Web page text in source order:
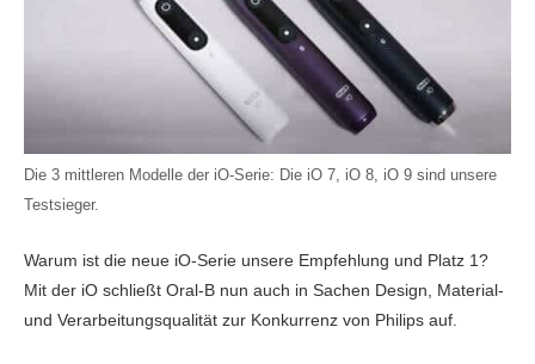
gute Reinigungsleistung,
sehr guter Material- und
Verarbeitungsqualität und
einem klasse Akku.“
unseres Testsiegers, ist
aber wesentlich günstiger.“
Reinigungsleistung: Sehr
Tage
45.000 Pulsationen pro
45.000 Pulsationen pro
„Insgesamt das beste
Gesamtpaket aus
Reinigungsleistung,
Qualität und hochwertigem
„Smarte Schallzahnbürste
mit sehr gutem Preis-
Leistungs-Verhältnis.“
gut
Tage
62.000 Schwingungen
42.000 Schwingungen
Die 3 mittleren Modelle der iO-Serie: Die iO 7, iO 8, iO 9 sind unsere
Testsieger.
Warum ist die neue iO-Serie unsere Empfehlung und Platz 1?
Mit der iO schließt Oral-B nun auch in Sachen Design, Material-
und Verarbeitungsqualität zur Konkurrenz von Philips auf.